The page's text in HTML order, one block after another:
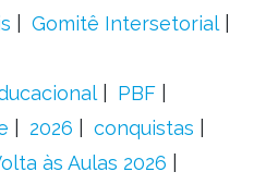
Gomitê Intersetorial
PBF
2026
conquistas
às Aulas 2026